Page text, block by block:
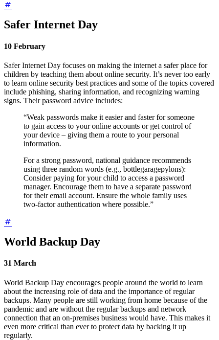
Safer Internet Day
10 February
Safer Internet Day focuses on making the internet a safer place for
children by teaching them about online security. It’s never too early
to learn online security best practices and some of the topics covered
include phishing, sharing information, and recognizing warning
signs. Their password advice includes:
“Weak passwords make it easier and faster for someone
to gain access to your online accounts or get control of
your device – giving them a route to your personal
information.
For a strong password, national guidance recommends
using three random words (e.g., bottlegaragepylons):
Consider paying for your child to access a password
manager. Encourage them to have a separate password
for their email account. Ensure the whole family uses
two-factor authentication where possible.”
World Backup Day
31 March
World Backup Day encourages people around the world to learn
about the increasing role of data and the importance of regular
backups. Many people are still working from home because of the
pandemic and are without the regular backups and network
connection that an on-premises business would have. This makes it
even more critical than ever to protect data by backing it up
regularly.